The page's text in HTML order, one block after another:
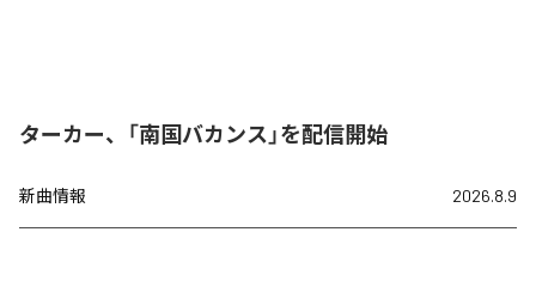
ターカー、「南国バカンス」を配信開始
新曲情報 2026.8.9